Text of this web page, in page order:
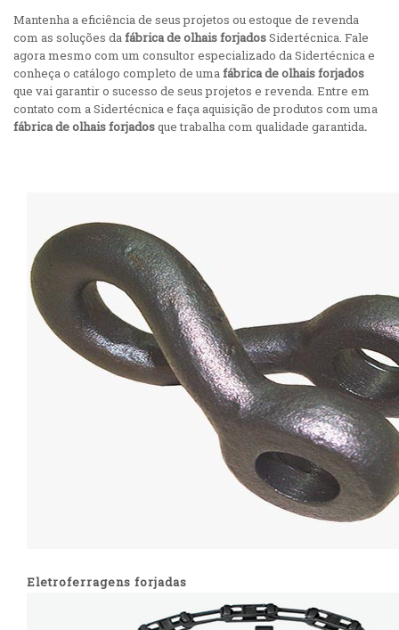
Mantenha a eficiência de seus projetos ou estoque de revenda
com as soluções dafábrica de olhais forjadosSidertécnica. Fale
agora mesmo com um consultor especializado da Sidertécnica e
conheça o catálogo completo de umafábrica de olhais forjados
que vai garantir o sucesso de seus projetos e revenda. Entre em
contato com a Sidertécnica e faça aquisição de produtos com uma
fábrica de olhais forjadosque trabalha com qualidade garantida.
Eletroferragens forjadas